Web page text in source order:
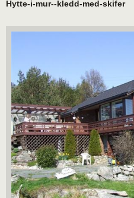
Hytte-i-mur--kledd-med-skifer